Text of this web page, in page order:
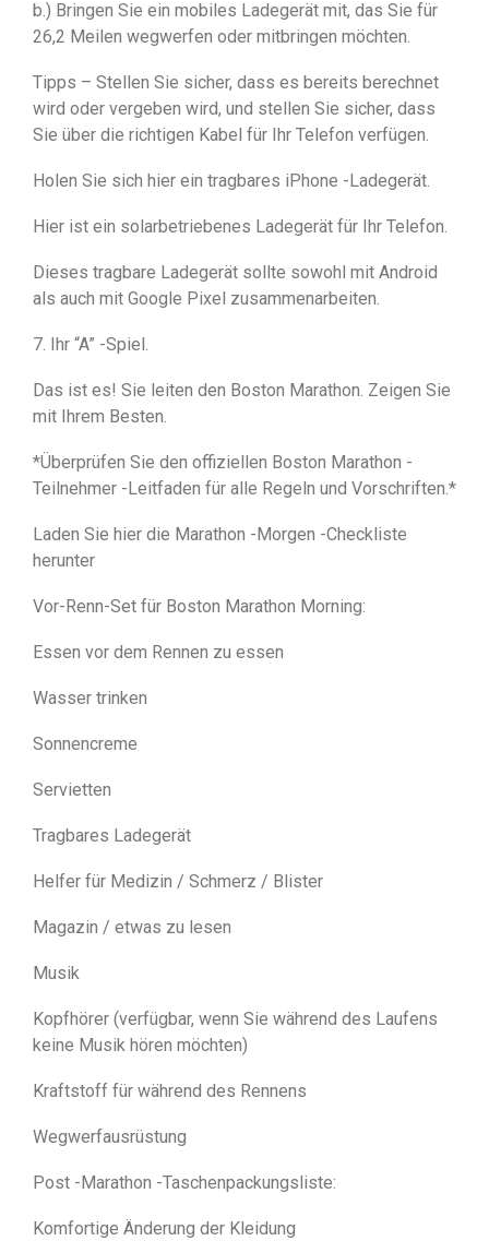
b.) Bringen Sie ein mobiles Ladegerät mit, das Sie für
26,2 Meilen wegwerfen oder mitbringen möchten.
Tipps – Stellen Sie sicher, dass es bereits berechnet
wird oder vergeben wird, und stellen Sie sicher, dass
Sie über die richtigen Kabel für Ihr Telefon verfügen.
Holen Sie sich hier ein tragbares iPhone -Ladegerät.
Hier ist ein solarbetriebenes Ladegerät für Ihr Telefon.
Dieses tragbare Ladegerät sollte sowohl mit Android
als auch mit Google Pixel zusammenarbeiten.
7. Ihr “A” -Spiel.
Das ist es! Sie leiten den Boston Marathon. Zeigen Sie
mit Ihrem Besten.
*Überprüfen Sie den offiziellen Boston Marathon -
Teilnehmer -Leitfaden für alle Regeln und Vorschriften.*
Laden Sie hier die Marathon -Morgen -Checkliste
herunter
Vor-Renn-Set für Boston Marathon Morning:
Essen vor dem Rennen zu essen
Wasser trinken
Sonnencreme
Servietten
Tragbares Ladegerät
Helfer für Medizin / Schmerz / Blister
Magazin / etwas zu lesen
Musik
Kopfhörer (verfügbar, wenn Sie während des Laufens
keine Musik hören möchten)
Kraftstoff für während des Rennens
Wegwerfausrüstung
Post -Marathon -Taschenpackungsliste:
Komfortige Änderung der Kleidung